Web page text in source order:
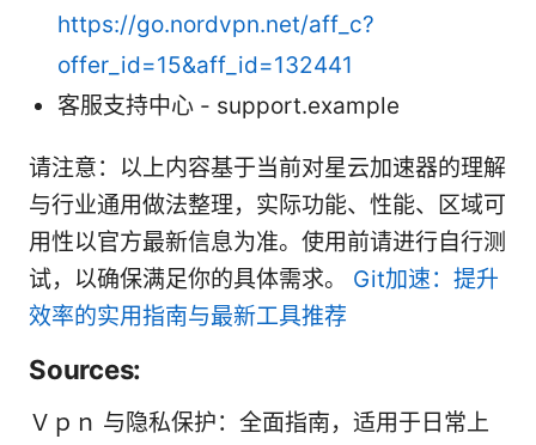
https://go.nordvpn.net/aff_c?
offer_id=15&aff_id=132441
客服支持中心 - support.example
请注意：以上内容基于当前对星云加速器的理解
与行业通用做法整理，实际功能、性能、区域可
用性以官方最新信息为准。使用前请进行自行测
试，以确保满足你的具体需求。 Git加速：提升
效率的实用指南与最新工具推荐
Sources:
Ｖｐｎ 与隐私保护：全面指南，适用于日常上